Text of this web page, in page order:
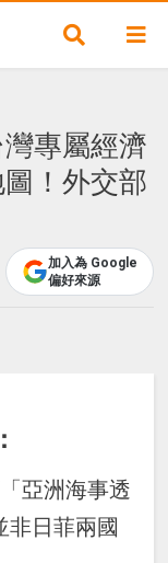
灣專屬經濟
！外交部
加入為 Google
偏好來源
亞洲海事透
非日菲兩國